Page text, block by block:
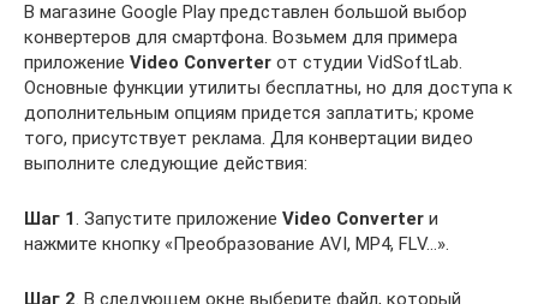
В магазине Google Play представлен большой выбор
конвертеров для смартфона. Возьмем для примера
приложение Video Converter от студии VidSoftLab.
Основные функции утилиты бесплатны, но для доступа к
дополнительным опциям придется заплатить; кроме
того, присутствует реклама. Для конвертации видео
выполните следующие действия:
Шаг 1. Запустите приложение Video Converter и
нажмите кнопку «Преобразование AVI, MP4, FLV…».
Шаг 2. В следующем окне выберите файл, который